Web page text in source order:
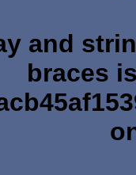
and
braces